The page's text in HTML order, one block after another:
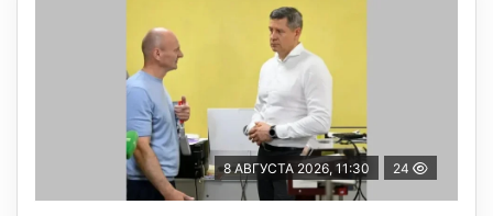
8 АВГУСТА 2026, 11:30 24